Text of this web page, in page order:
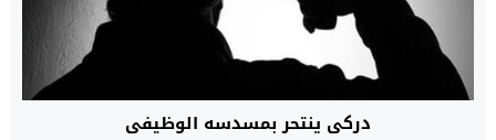
دركي ينتحر بمسدسه الوظيفي